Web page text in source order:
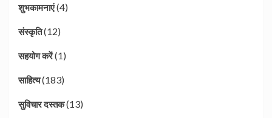
शुभकामनाएं(4)
संस्कृति(12)
सहयोग करें(1)
साहित्य(183)
सुविचार दस्तक(13)